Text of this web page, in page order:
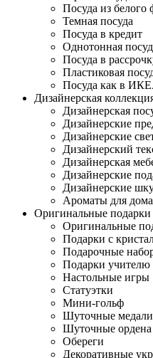
Посуда из белого
Темная посуда
Посуда в кредит
Однотонная
Посуда в
Пластиковая
Посуда как в
Дизайнерская
Дизайнерская
Дизайнерские
Дизайнерские
Дизайнерский
Дизайнерская
Дизайнерские
Дизайнерские
Ароматы для дома
Оригинальные подарки
Оригинальные
Подарки с
Подарочные
Подарки учителю
Настольные игры
Статуэтки
Мини-гольф
Шуточные медали
Шуточные ордена
Обереги
Декоративные